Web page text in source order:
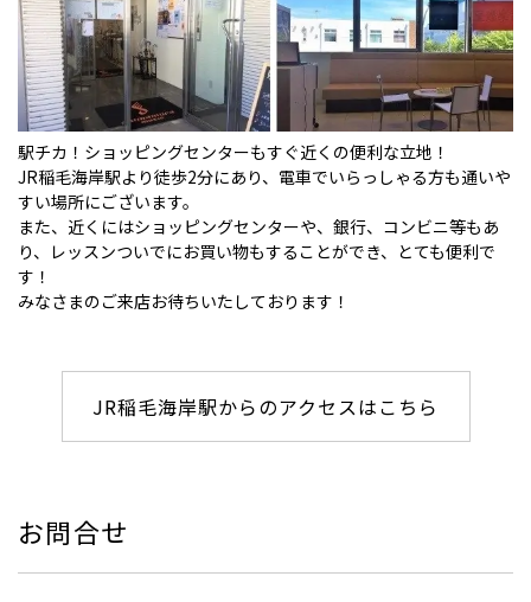
駅チカ！ショッピングセンターもすぐ近くの便利な立地！
JR稲毛海岸駅より徒歩2分にあり、電車でいらっしゃる方も通いや
すい場所にございます。
また、近くにはショッピングセンターや、銀行、コンビニ等もあ
り、レッスンついでにお買い物もすることができ、とても便利で
す！
みなさまのご来店お待ちいたしております！
JR稲毛海岸駅からのアクセスはこちら
お問合せ